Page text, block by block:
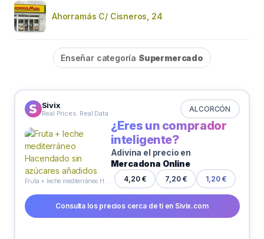
Ahorramás C/ Cisneros, 24
Enseñar categoría Supermercado
Sivix
Real Prices. Real Data ALCORCÓN
¿Eres un comprador
inteligente?
Adivina el precio en
Mercadona Online
4,20 € 7,20 € 1,20 €
Consulta los precios cerca de ti en Sivix.com